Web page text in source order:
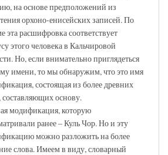
на основе предположений из
орхоно-енисейских записей. По
эта расшифровка соответствует
этого человека в Кальчировой
Но, если внимательно приглядеться
имени, то мы обнаружим, что это имя
состоящая из более древних
составляющих основу.
модификация, которую
ранее – Куль Чор. Но и эту
можно разложить на более
слова. Имеем в виду, словарный